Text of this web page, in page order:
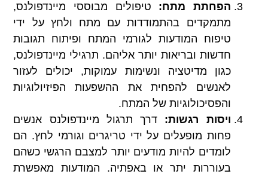
הפחתת מתח: טיפולים מבוססי מיינדפולנס,
מתמקדים בהתמודדות עם מתח ולחץ על ידי
טיפוח המודעות לגורמי המתח ופיתוח תגובות
חדשות ובריאות יותר אליהם. תרגילי מיינדפולנס,
כגון מדיטציה ונשימות עמוקות, יכולים לעזור
לאנשים להפחית את ההשפעות הפיזיולוגיות
והפסיכולוגיות של המתח.
ויסות רגשות: דרך תרגול מיינדפולנס אנשים
פחות מופעלים על ידי טריגרים וגורמי לחץ. הם
לומדים להיות מודעים יותר למצבם הרגשי כשהם
בעוררות יתר או באפתיה. המודעות מאפשרת